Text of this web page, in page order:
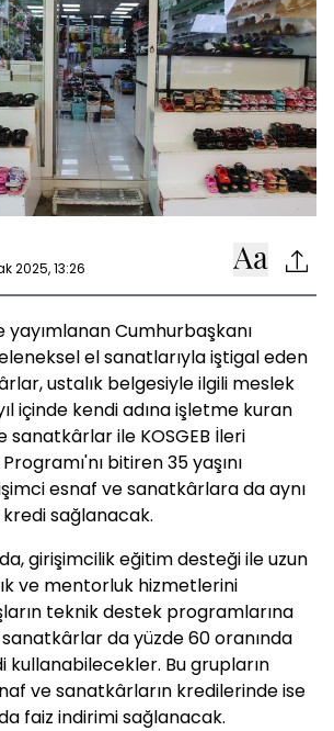
2025, 13:26
yayımlanan Cumhurbaşkanı
el sanatlarıyla iştigal eden
ustalık belgesiyle ilgili meslek
içinde kendi adına işletme kuran
sanatkârlar ile KOSGEB İleri
bitiren 35 yaşını
esnaf ve sanatkârlara da aynı
sağlanacak.
girişimcilik eğitim desteği ile uzun
ve mentorluk hizmetlerini
teknik destek programlarına
da yüzde 60 oranında
kullanabilecekler. Bu grupların
ve sanatkârların kredilerinde ise
faiz indirimi sağlanacak.